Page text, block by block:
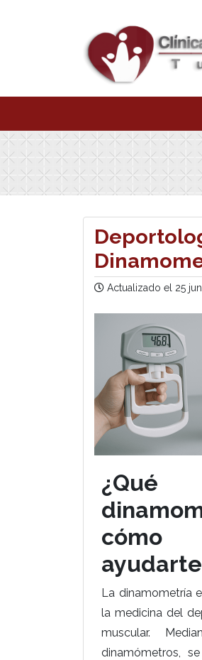
Actualizado el 25
La dinamometría
la medicina del
muscular.
dinamómetros,